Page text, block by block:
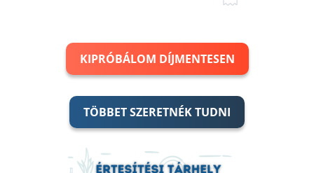
KIPRÓBÁLOM DÍJMENTESEN
TÖBBET SZERETNÉK TUDNI